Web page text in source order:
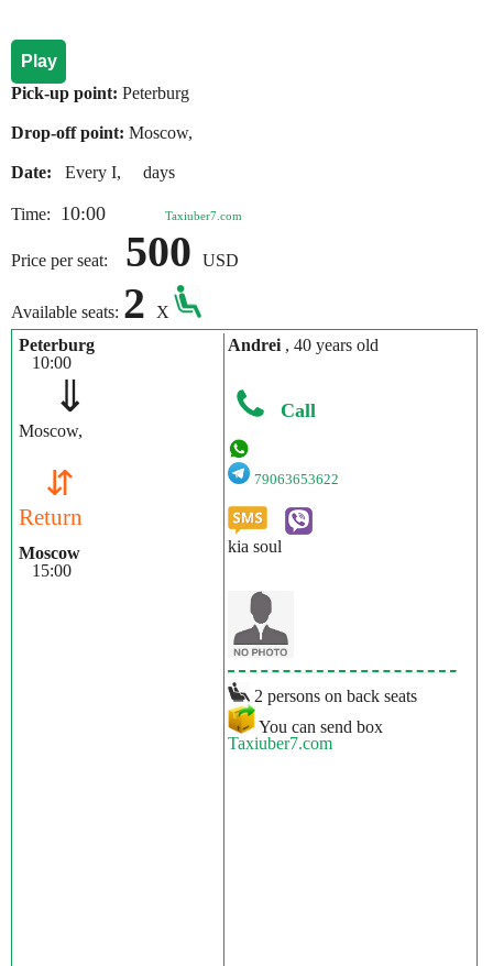
Play
Pick-up point: Peterburg
Drop-off point: Moscow,
Date: Every I, days
Time: 10:00 Taxiuber7.com
Price per seat: 500 USD
Available seats: 2
X
Peterburg
10:00
⇓
Moscow,
⇵
Return
Moscow
15:00
Andrei , 40 years old
Call
79063653622
kia soul
2 persons on back seats
You can send box
Taxiuber7.com